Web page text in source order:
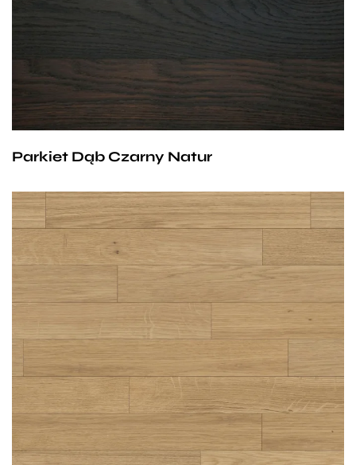
nie traci koloru po cyklinowaniu, tak więc przy
Doskonale nadaje się do nowoczesnych wnętrz,
stanowi idealne uzupełnienie dla takich materiałów
jak: szkło, aluminium czy chrom.
Parkiet Dąb Czarny Natur
Wymiary parkietów:
11/4mm lub 13/6 mm x 70 mm x 490 mm
Klasa parkietów do wyboru:
Natur, Avantgard lub Standard.